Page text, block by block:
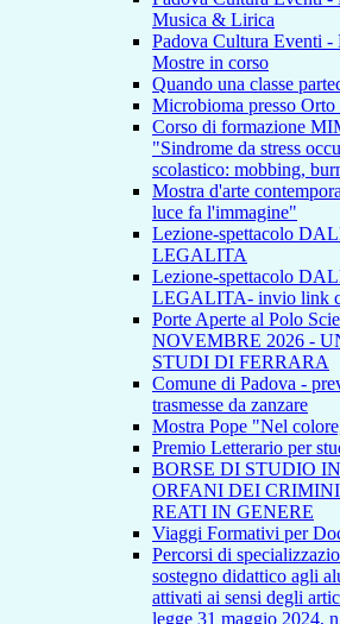
Musica & Lirica
Padova Cultura Eventi -
Mostre in corso
Quando una classe
Microbioma presso
Corso di formazione
"Sindrome da stress
scolastico: mobbing,
Mostra d'arte
luce fa l'immagine"
Lezione-spettacolo
LEGALITA
Lezione-spettacolo
LEGALITA- invio link
Porte Aperte al Polo
NOVEMBRE 2026 -
STUDI DI FERRARA
Comune di Padova -
trasmesse da zanzare
Mostra Pope "Nel
Premio Letterario per
BORSE DI STUDIO
ORFANI DEI
REATI IN GENERE
Viaggi Formativi per
Percorsi di
sostegno didattico agli
attivati ai sensi degli
legge 31 maggio 2024,